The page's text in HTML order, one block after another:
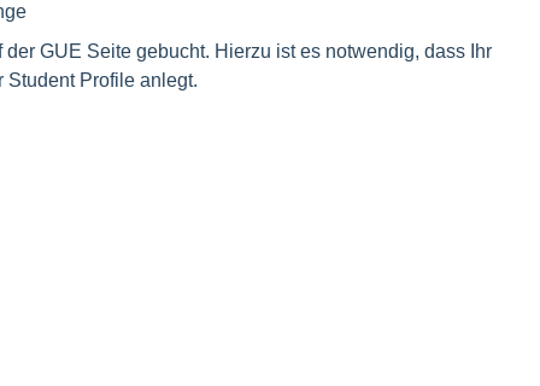
GUE Seite gebucht. Hierzu ist es notwendig, dass Ihr
Student Profile anlegt.